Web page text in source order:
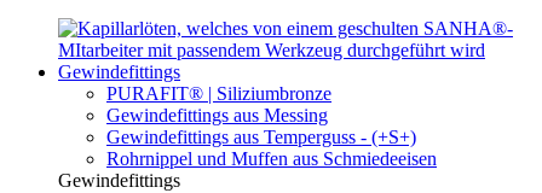
Gewindefittings
PURAFIT® | Siliziumbronze
Gewindefittings aus Messing
Gewindefittings aus Temperguss - (+S+)
Rohrnippel und Muffen aus Schmiedeeisen
Gewindefittings